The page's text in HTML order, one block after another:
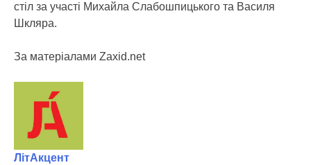
стіл за участі Михайла Слабошпицького та Василя
Шкляра.
За матеріалами Zaxid.net
ЛітАкцент